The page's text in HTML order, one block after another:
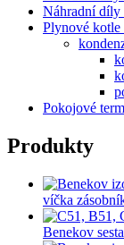
Náhradní díly
Plynové kotle
Pokojové
Produkty
víčka
Benekov